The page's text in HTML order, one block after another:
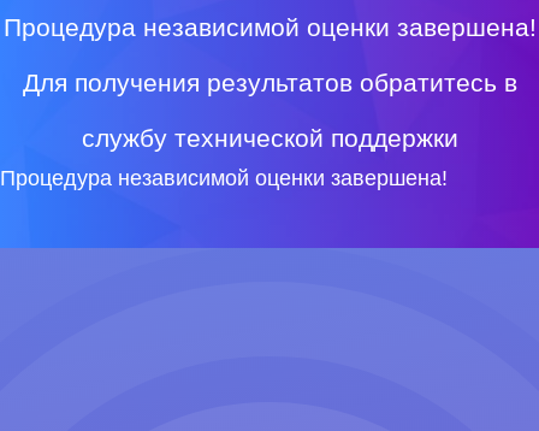
Процедура независимой оценки завершена!
Для получения результатов обратитесь в
службу технической поддержки
Процедура независимой оценки завершена!